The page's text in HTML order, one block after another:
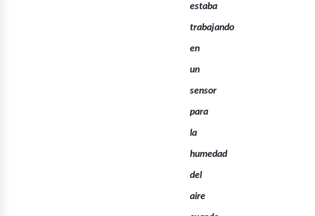
estaba
trabajando
en
un
sensor
para
la
humedad
del
aire